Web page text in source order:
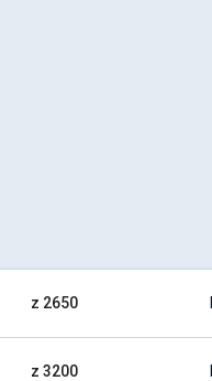
z 2650
z 3200